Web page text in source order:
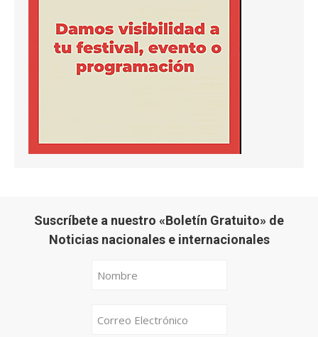
Suscríbete a nuestro «Boletín Gratuito» de
Noticias nacionales e internacionales